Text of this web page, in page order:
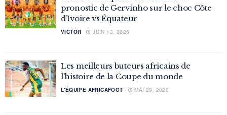
pronostic de Gervinho sur le choc Côte
d’Ivoire vs Équateur
VICTOR JUIN 13, 2026
Les meilleurs buteurs africains de
l’histoire de la Coupe du monde
L'ÉQUIPE AFRICAFOOT MAI 29, 2026